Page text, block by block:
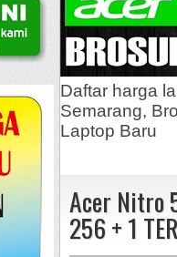
Daftar harga
Semarang,
Laptop Baru
Acer Nitro
256 + 1